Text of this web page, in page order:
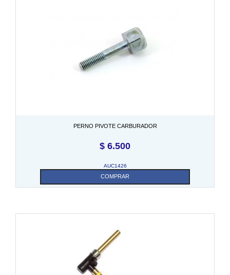
PERNO PIVOTE CARBURADOR
$ 6.500
AUC1426
COMPRAR